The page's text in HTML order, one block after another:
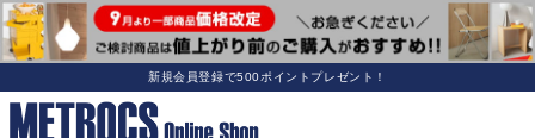
新規会員登録で500ポイントプレゼント！